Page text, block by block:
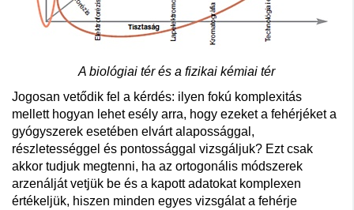
A biológiai tér és a fizikai kémiai tér
Jogosan vetődik fel a kérdés: ilyen fokú komplexitás
mellett hogyan lehet esély arra, hogy ezeket a fehérjéket a
gyógyszerek esetében elvárt alapossággal,
részletességgel és pontossággal vizsgáljuk? Ezt csak
akkor tudjuk megtenni, ha az ortogonális módszerek
arzenálját vetjük be és a kapott adatokat komplexen
értékeljük, hiszen minden egyes vizsgálat a fehérje